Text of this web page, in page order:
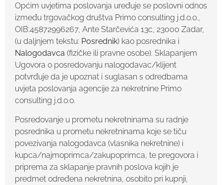
Općim uvjetima poslovanja uređuje se poslovni odnos
između trgovačkog društva Primo consulting j.d.o.o.,
OIB:45872996267, Ante Starčevića 13c, 23000 Zadar,
(u daljnjem tekstu: Posrednik) kao posrednika i
Nalogodavca (fizičke ili pravne osobe). Sklapanjem
Ugovora o posredovanju nalogodavac/klijent
potvrđuje da je upoznat i suglasan s odredbama
uvjeta poslovanja agencije za nekretnine Primo
consulting j.d.o.o.
Posredovanje u prometu nekretninama su radnje
posrednika u prometu nekretninama koje se tiču
povezivanja nalogodavca (vlasnika nekretnine) i
kupca/najmoprimca/zakupoprimca, te pregovora i
priprema za sklapanje pravnih poslova kojih je
predmet određena nekretnina, osobito pri kupnji,